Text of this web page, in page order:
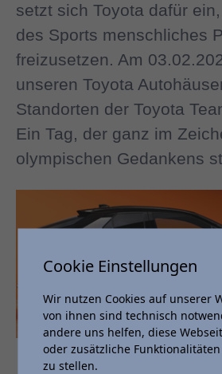
setzt sich Toyota dafür
des Sports menschliches
freizusetzen. Am
unseren Toyota
Standorten der Toyota
Ein Tag, der ganz im
olympischen Gedankens
Cookie Einstellungen
Wir nutzen Cookies auf unserer
von ihnen sind technisch
andere uns helfen, diese
oder zusätzliche
zu stellen.